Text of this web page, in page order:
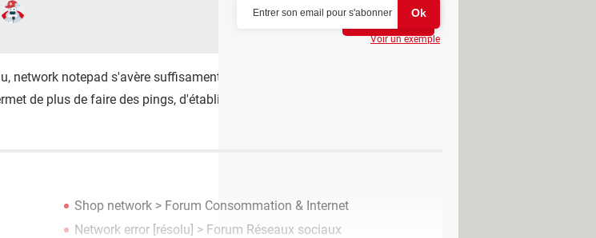
network notepad s'avère suffisament efficace. Il permet d'exporter les
de plus de faire des pings, d'établir des connexions telnet etc... a
Shop network > Forum Consommation & Internet
Network error [résolu] > Forum Réseaux sociaux
Voir un exemple